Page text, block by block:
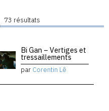
73 résultats
Bi Gan – Vertiges et
tressaillements
par Corentin Lê